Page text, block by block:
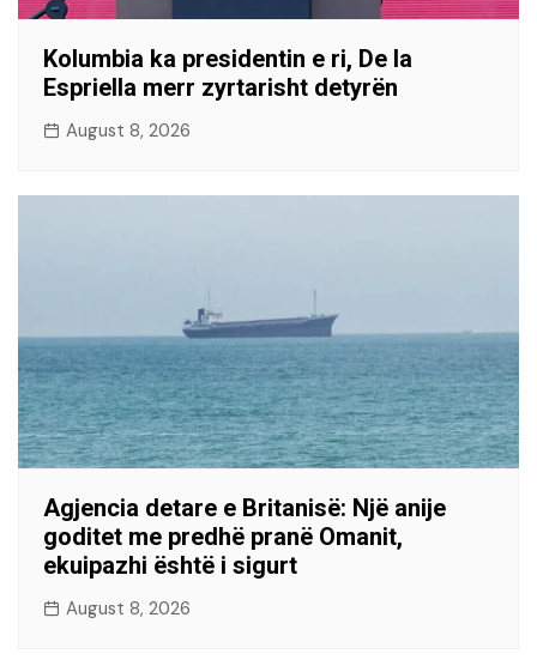
Kolumbia ka presidentin e ri, De la
Espriella merr zyrtarisht detyrën
August 8, 2026
Agjencia detare e Britanisë: Një anije
goditet me predhë pranë Omanit,
ekuipazhi është i sigurt
August 8, 2026